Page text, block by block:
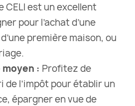
CELI est un excellent
pour l’achat d’une
première maison, ou
moyen : Profitez de
de l’impôt pour établir un
épargner en vue de